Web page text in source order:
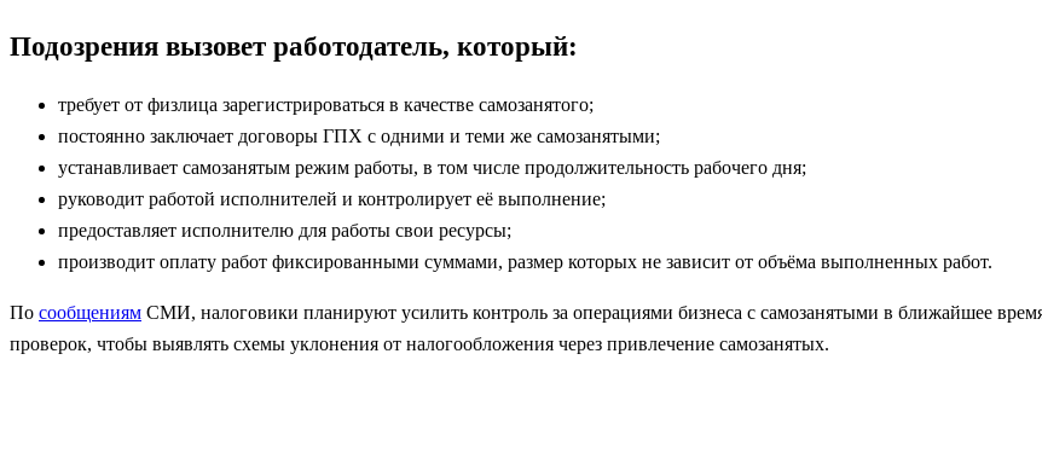
Подозрения вызовет работодатель, который:
требует от физлица зарегистрироваться в качестве самозанятого;
постоянно заключает договоры ГПХ с одними и теми же самозанятыми;
устанавливает самозанятым режим работы, в том числе продолжительность рабочего дня;
руководит работой исполнителей и контролирует её выполнение;
предоставляет исполнителю для работы свои ресурсы;
производит оплату работ фиксированными суммами, размер которых не зависит от объёма выполненных работ.
По сообщениям СМИ, налоговики планируют усилить контроль за операциями бизнеса с самозанятыми в ближайшее
проверок, чтобы выявлять схемы уклонения от налогообложения через привлечение самозанятых.